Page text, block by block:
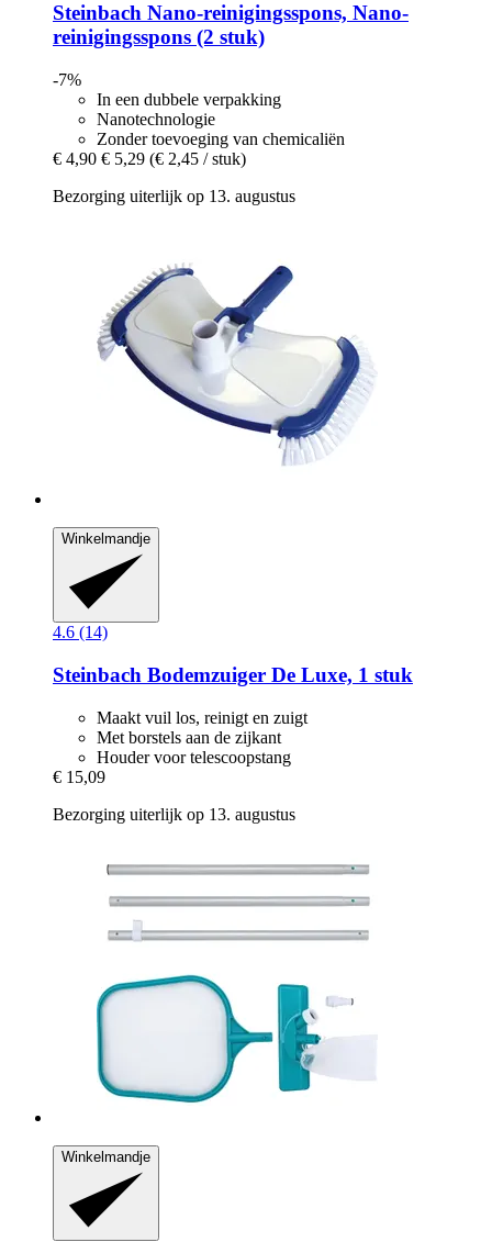
Steinbach Nano-​reinigingsspons, Nano-​
reinigingsspons (2 stuk)
-7%
In een dubbele verpakking
Nanotechnologie
Zonder toevoeging van chemicaliën
€ 4,90 € 5,29 (€ 2,45 / stuk)
Bezorging uiterlijk op 13. augustus
Winkelmandje
4.6 (14)
Steinbach Bodemzuiger De Luxe, 1 stuk
Maakt vuil los, reinigt en zuigt
Met borstels aan de zijkant
Houder voor telescoopstang
€ 15,09
Bezorging uiterlijk op 13. augustus
Winkelmandje